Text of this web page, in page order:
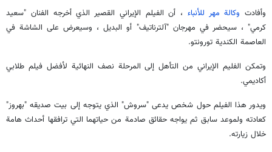
وأفادت وكالة مهر للأنباء ، أن الفيلم الإيراني القصير الذي أخرجه الفنان "سعيد
كرمي" ، سيحضر في مهرجان "آلترناتيف" أو البديل ، وسيعرض على الشاشة في
العاصمة الكندية تورونتو.
وتمكن الفليم الإيراني من التأهل إلى المرحلة نصف النهائية لأفضل فيلم طلابي
أكاديمي.
ويدور هذا الفيلم حول شخص يدعى "سروش" الذي يتوجه إلى بيت صديقه "بهروز"
كعادته ولموعد سابق ثم يواجه حقائق صادمة من حياتهما التي ترافقها أحداث هامة
خلال زيارته.